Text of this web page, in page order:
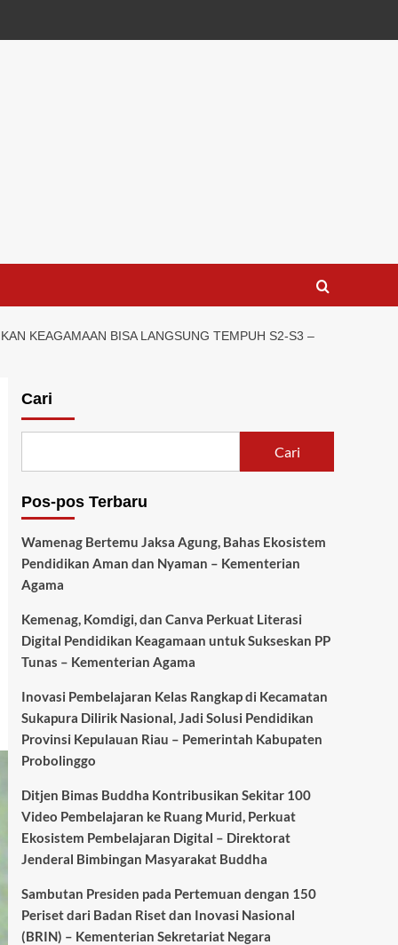
KEAGAMAAN BISA LANGSUNG TEMPUH S2-S3 –
Cari
Cari
Pos-pos Terbaru
Wamenag Bertemu Jaksa Agung, Bahas Ekosistem
Pendidikan Aman dan Nyaman – Kementerian
Agama
Kemenag, Komdigi, dan Canva Perkuat Literasi
Digital Pendidikan Keagamaan untuk Sukseskan PP
Tunas – Kementerian Agama
Inovasi Pembelajaran Kelas Rangkap di Kecamatan
Sukapura Dilirik Nasional, Jadi Solusi Pendidikan
Provinsi Kepulauan Riau – Pemerintah Kabupaten
Probolinggo
Ditjen Bimas Buddha Kontribusikan Sekitar 100
Video Pembelajaran ke Ruang Murid, Perkuat
Ekosistem Pembelajaran Digital – Direktorat
Jenderal Bimbingan Masyarakat Buddha
Sambutan Presiden pada Pertemuan dengan 150
Periset dari Badan Riset dan Inovasi Nasional
(BRIN) – Kementerian Sekretariat Negara